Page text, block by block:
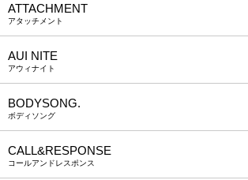
ATTACHMENT
アタッチメント
AUI NITE
アウィナイト
BODYSONG.
ボディソング
CALL&RESPONSE
コールアンドレスポンス